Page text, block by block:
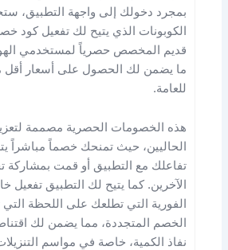
بمجرد دخولك إلى واجهة التطبيق،
الكوبونات الذي يتيح لك تفعيل كود
قديم المخصص حصرياً لمستخدمي
ما يضمن لك الحصول على أسعار أقل
للعامة.
هذه الخصومات الحصرية مصممة لتعزيز
الحاليين، حيث تمنحك خصماً مباشراً
تفاعلك مع التطبيق أو قمت بمشاركة
الآخرين. كما يتيح لك التطبيق تفعيل
الفورية التي تطلعك على اللحظة التي
الخصم المتجددة، مما يضمن لك
نفاذ الكمية، خاصة في مواسم